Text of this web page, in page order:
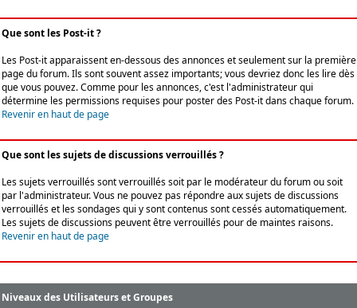
Que sont les Post-it ?
Les Post-it apparaissent en-dessous des annonces et seulement sur la première
page du forum. Ils sont souvent assez importants; vous devriez donc les lire dès
que vous pouvez. Comme pour les annonces, c'est l'administrateur qui
détermine les permissions requises pour poster des Post-it dans chaque forum.
Revenir en haut de page
Que sont les sujets de discussions verrouillés ?
Les sujets verrouillés sont verrouillés soit par le modérateur du forum ou soit
par l'administrateur. Vous ne pouvez pas répondre aux sujets de discussions
verrouillés et les sondages qui y sont contenus sont cessés automatiquement.
Les sujets de discussions peuvent être verrouillés pour de maintes raisons.
Revenir en haut de page
Niveaux des Utilisateurs et Groupes